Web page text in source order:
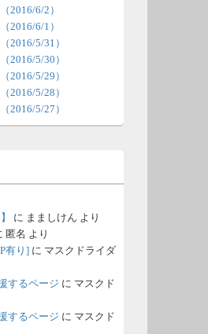
2016/6/2）
2016/6/1）
2016/5/31）
2016/5/30）
2016/5/29）
2016/5/28）
2016/5/27）
に まましけん より
匿名 より
有り] に マスクドライダ
するページ に マスクド
するページ に マスクド